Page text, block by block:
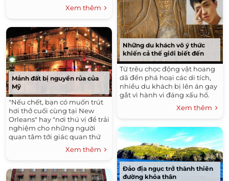
Xem thêm
Mảnh đất bị nguyền rủa của
Mỹ
"Nếu chết, bạn có muốn trút
hơi thở cuối cùng tại New
Orleans" hay "nơi thú vị để trải
nghiệm cho những người
quan tâm tới giác quan thứ
sáu" là điều du khách sẽ được
nghe thấy nhiều khi tới thành
phố này.
Xem thêm
Những du khách vô ý thức
khiến cả thế giới biết đến
Từ trêu chọc động vật hoang
dã đến phá hoại các di tích,
nhiều du khách bị lên án gay
gắt vì hành vi đáng xấu hổ.
Xem thêm
Đảo địa ngục trở thành thiên
đường khỏa thân